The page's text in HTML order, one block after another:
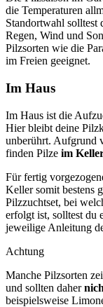
die Temperaturen
Standortwahl solltest
Regen, Wind und
Pilzsorten wie die
im Freien geeignet.
Im Haus
Im Haus ist die
Hier bleibt deine
unberührt. Aufgrund
finden Pilze im
Für fertig
Keller somit bestens
Pilzzuchtset, bei
erfolgt ist, solltest du
jeweilige Anleitung
Achtung
Manche Pilzsorten
und sollten daher
beispielsweise